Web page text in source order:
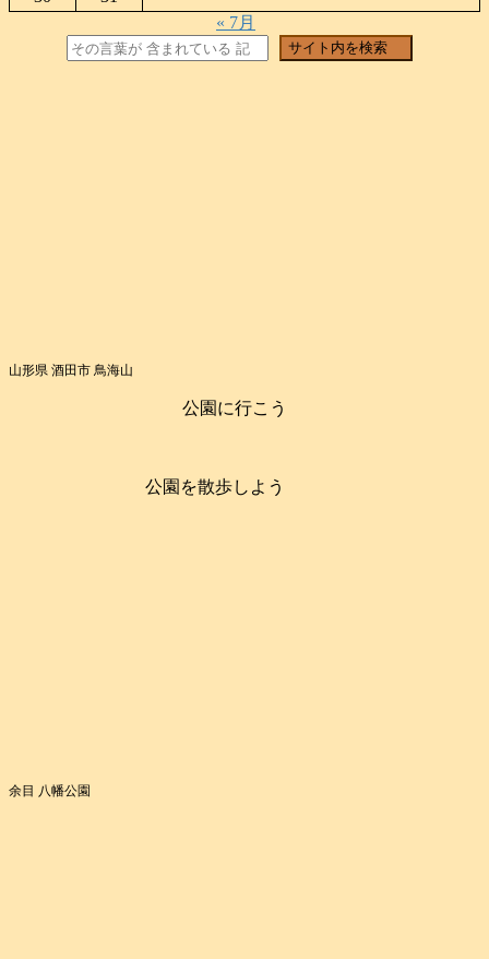
« 7月
サイト内を検索
山形県 酒田市 鳥海山
公園に行こう
公園を散歩しよう
余目 八幡公園